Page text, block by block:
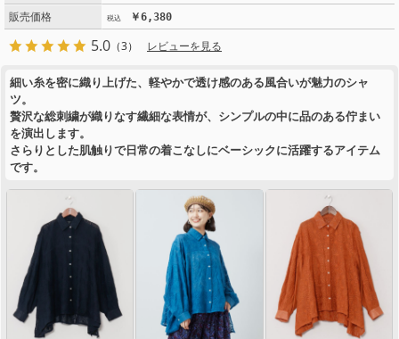
販売価格
￥6,380
5.0 （3） レビューを見る
細い糸を密に織り上げた、軽やかで透け感のある風合いが魅力のシャ
ツ。
贅沢な総刺繍が織りなす繊細な表情が、シンプルの中に品のある佇まい
を演出します。
さらりとした肌触りで日常の着こなしにベーシックに活躍するアイテム
です。